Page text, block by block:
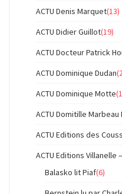
ACTU Denis Marquet(13)
ACTU Didier Guillot(19)
ACTU Docteur Patrick
ACTU Dominique Dudan
ACTU Dominique Motte
ACTU Domitille
ACTU Editions des
ACTU Editions Villanelle
Balasko lit Piaf(6)